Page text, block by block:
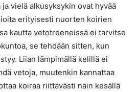
vielä alkusyksykin ovat hyvää
erityisesti nuorten koirien
kautta vetotreeneissä ei tarvitse
se tehdään sitten, kun
Liian lämpimällä kelillä ei
vetoja, muutenkin kannattaa
koiraa riittävästi näin kesällä